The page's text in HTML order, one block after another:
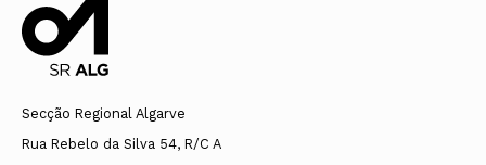
Secção Regional Algarve
Rua Rebelo da Silva 54, R/C A